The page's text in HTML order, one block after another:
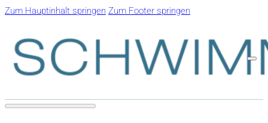
Zum Hauptinhalt springen Zum Footer springen